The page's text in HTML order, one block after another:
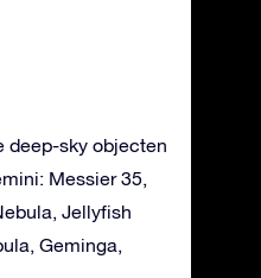
deep-sky objecten
Messier 35,
Jellyfish
Geminga,